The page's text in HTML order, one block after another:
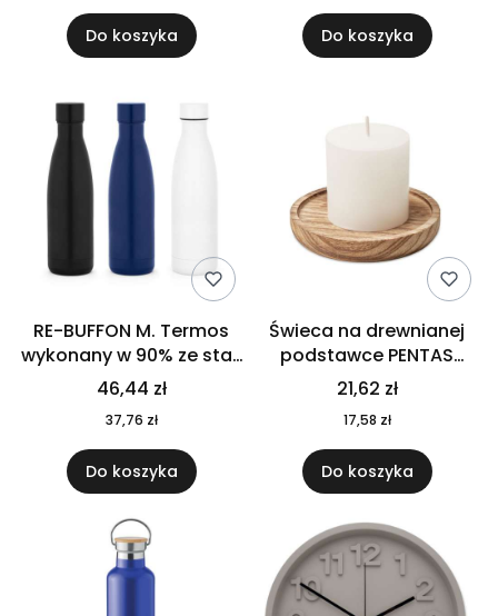
Do koszyka Do koszyka
RE-BUFFON M. Termos
wykonany w 90% ze stali
nierdzewnej
pochodzącej z
recyklingu 520 ml 94294
46,44 zł
37,76 zł
Do koszyka
Świeca na drewnianej
podstawce PENTAS
MO6282-40
21,62 zł
17,58 zł
Do koszyka